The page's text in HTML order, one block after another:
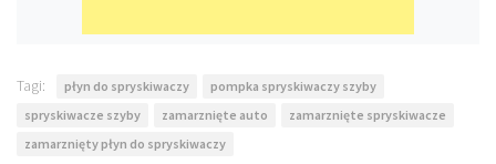
Tagi: płyn do spryskiwaczy
pompka spryskiwaczy szyby
spryskiwacze szyby
zamarznięte auto
zamarznięte spryskiwacze
zamarznięty płyn do spryskiwaczy